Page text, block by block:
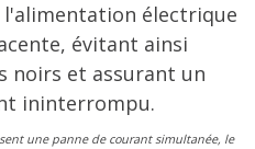
électrique
évitant ainsi
noirs et assurant un
ininterrompu.
une panne de courant simultanée, le